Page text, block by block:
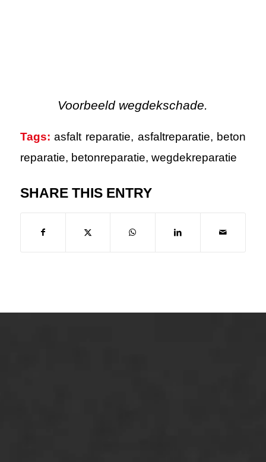
Voorbeeld wegdekschade.
Tags: asfalt reparatie, asfaltreparatie, beton
reparatie, betonreparatie, wegdekreparatie
SHARE THIS ENTRY